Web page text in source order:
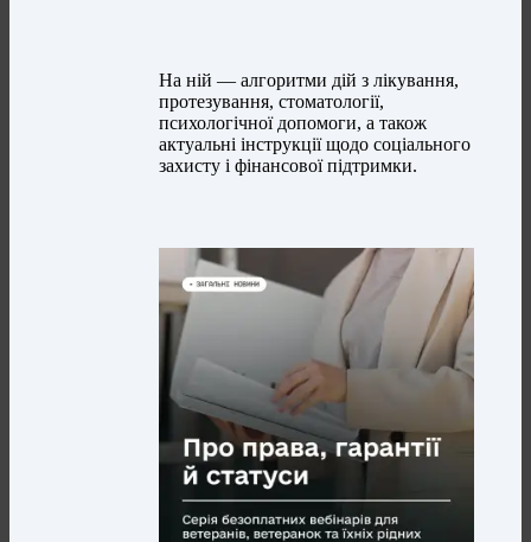
На ній — алгоритми дій з лікування,
протезування, стоматології,
психологічної допомоги, а також
актуальні інструкції щодо соціального
захисту і фінансової підтримки.